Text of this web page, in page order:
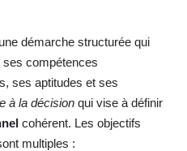
démarche structurée qui
ses compétences
ses aptitudes et ses
à la décision qui vise à définir
cohérent. Les objectifs
multiples :